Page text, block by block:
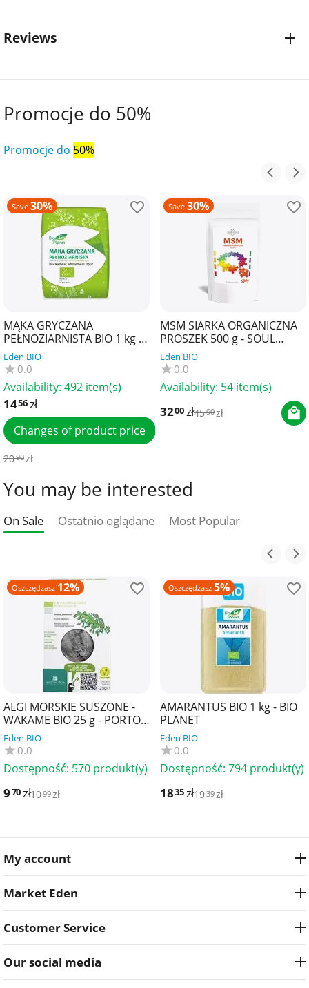
Reviews
Promocje do 50%
Promocje do 50%
Save 30%
MĄKA GRYCZANA
PEŁNOZIARNISTA BIO 1 kg -
BIO PLANET
Eden BIO
0.0
Availability: 492 item(s)
1456zł
Changes of product price
2090zł
Save 30%
MSM SIARKA ORGANICZNA
PROSZEK 500 g - SOUL
FARM
Eden BIO
0.0
Availability: 54 item(s)
3200zł4590zł
You may be interested
On Sale Ostatnio oglądane Most Popular
Oszczędzasz 12%
ALGI MORSKIE SUSZONE -
WAKAME BIO 25 g - PORTO
MUINOS
Eden BIO
0.0
Dostępność: 570 produkt(y)
970zł1099zł
Oszczędzasz 5%
AMARANTUS BIO 1 kg - BIO
PLANET
Eden BIO
0.0
Dostępność: 794 produkt(y)
1835zł1939zł
My account
Market Eden
Customer Service
Our social media